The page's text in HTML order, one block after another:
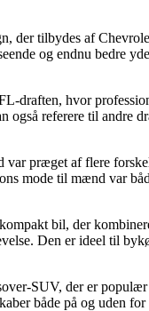
der tilbydes af
og endnu bedre
draften, hvor
også referere til andre
præget af flere
mode til mænd var
bil, der
Den er ideel til
SUV, der er
både på og uden